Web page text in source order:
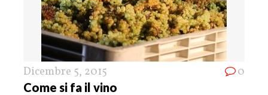
Dicembre 5, 2015 0
Come si fa il vino